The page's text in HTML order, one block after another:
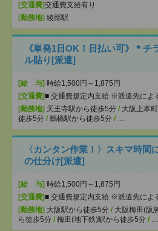
[交通費]交通費支給有り
[勤務地] 綾部駅
《単発1日OK！日払い可》＊チ
ル貼り[派遣]
[給 与] 時給1,500円～1,875円
[交通費]■ 交通費規定内支給 ※派遣先によ
[勤務地] 天王寺駅から徒歩5分 / 大阪上本
徒歩5分 / 鶴橋駅から徒歩5分 / …
〈カンタン作業！〉スキマ時間
の仕分け[派遣]
[給 与] 時給1,500円～1,875円
[交通費]■ 交通費規定内支給 ※派遣先によ
[勤務地] 大阪駅から徒歩5分 / 大阪梅田(阪
ら徒歩5分 / 梅田(地下鉄)駅から徒歩5分 / …